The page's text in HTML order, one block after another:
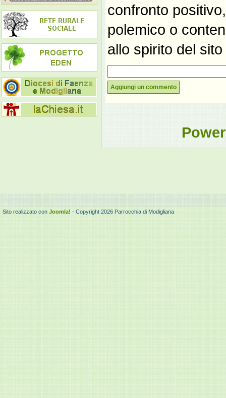
confronto
polemico o
allo spirito del
Aggiungi un commento
Sito realizzato con Joomla! - Copyright 2026 Parrocchia di Modigliana